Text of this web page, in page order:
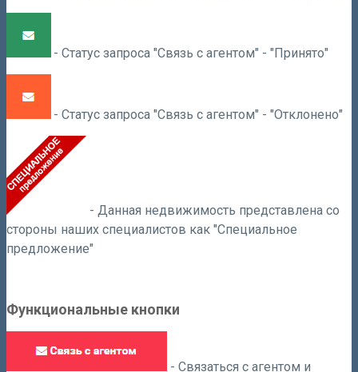
- Статус запроса "Связь с агентом" - "Принято"
- Статус запроса "Связь с агентом" - "Отклонено"
- Данная недвижимость представлена со
стороны наших специалистов как "Специальное
предложение"
Функциональные кнопки
- Связаться с агентом и